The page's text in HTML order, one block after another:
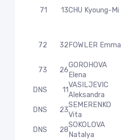
71 13CHU Kyoung-Mi
72 32 FOWLER Emma
73 26
GOROHOVA
Elena
DNS 11
VASILJEVIC
Aleksandra
DNS 23
SEMERENKO
Vita
DNS 28
SOKOLOVA
Natalya